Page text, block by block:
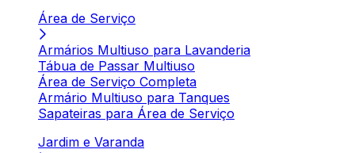
Área de Serviço
Armários Multiuso para Lavanderia
Tábua de Passar Multiuso
Área de Serviço Completa
Armário Multiuso para Tanques
Sapateiras para Área de Serviço
Jardim e Varanda